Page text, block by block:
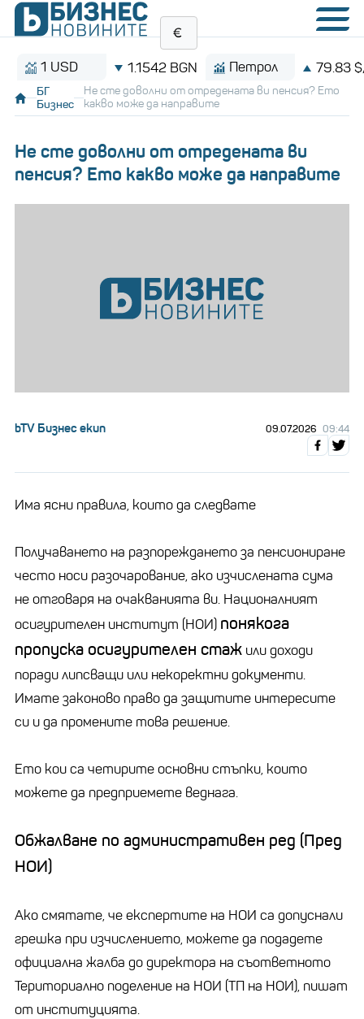
USD 1.1542 BGN Петрол 79.83 $/барел
БГ
Бизнес
Не сте доволни от отредената ви пенсия? Ето
какво може да направите
Не сте доволни от отредената ви
пенсия? Ето какво може да направите
bTV Бизнес екип 09.07.2026 09:44
Има ясни правила, които да следвате
Получаването на разпореждането за пенсиониране
често носи разочарование, ако изчислената сума
не отговаря на очакванията ви. Националният
осигурителен институт (НОИ) понякога
пропуска осигурителен стаж или доходи
поради липсващи или некоректни документи.
Имате законово право да защитите интересите
си и да промените това решение.
Ето кои са четирите основни стъпки, които
можете да предприемете веднага.
Обжалване по административен ред (Пред
НОИ)
Ако смятате, че експертите на НОИ са допуснали
грешка при изчислението, можете да подадете
официална жалба до директора на съответното
Териториално поделение на НОИ (ТП на НОИ), пишат
от институцията.